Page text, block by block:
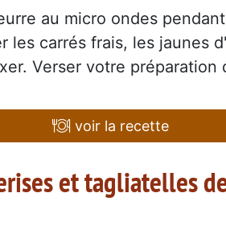
au micro ondes
les carrés frais, les jaunes
Verser votre préparation
voir la recette
et tagliatelles